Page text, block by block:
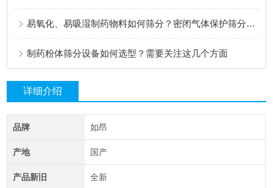
易氧化、易吸湿制药物料如何筛分？密闭气体保护筛分系统介绍
制药粉体筛分设备如何选型？需要关注这几个方面
详细介绍
品牌 如昂
产地 国产
产品新旧 全新